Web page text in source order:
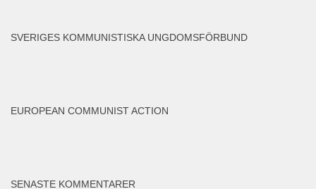
SVERIGES KOMMUNISTISKA UNGDOMSFÖRBUND
EUROPEAN COMMUNIST ACTION
SENASTE KOMMENTARER